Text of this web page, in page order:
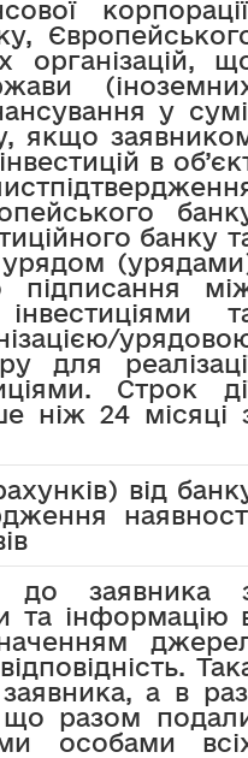
організацій,
у
якщо
в
банку
урядом
підписання
для
Строк
ніж 24 місяці
від
до заявника
та інформацію
а в
що разом
особами